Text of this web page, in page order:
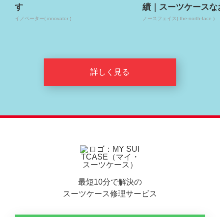
す
イノベーター( innovator )
績｜スーツケースな
ノースフェイス( the-north-face )
詳しく見る
最短10分で解決の
スーツケース修理サービス